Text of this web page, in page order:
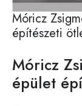
Móricz
építészeti
Móricz
épület